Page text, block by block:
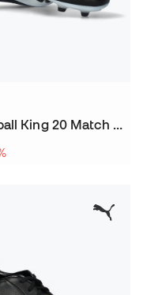
Chaussure de football King 20 Match FG/AG